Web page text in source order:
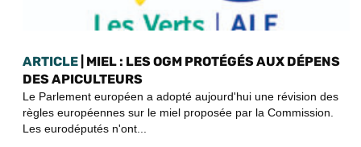
ARTICLE | MIEL : LES OGM PROTÉGÉS AUX DÉPENS
DES APICULTEURS
Le Parlement européen a adopté aujourd'hui une révision des
règles européennes sur le miel proposée par la Commission.
Les eurodéputés n'ont...